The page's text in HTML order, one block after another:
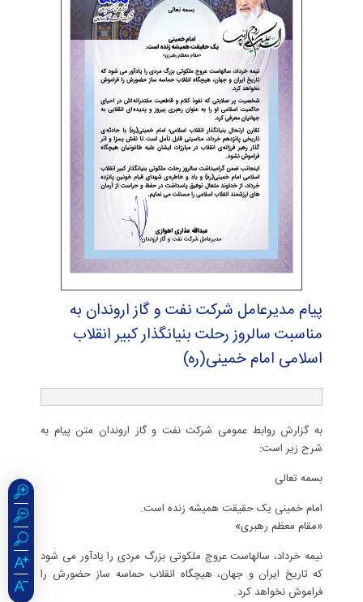
پیام مدیرعامل شركت نفت و گاز اروندان به
مناسبت سالروز رحلت بنیانگذار كبیر انقلاب
اسلامی امام خمینی(ره)
به گزارش روابط عمومی شرکت نفت و گاز اروندان متن پیام به
شرح زیر است:
بسمه تعالی
امام خمینی یک حقیقت همیشه زنده است.
«مقام معظم رهبری»
نیمه خرداد، سالهاست عروج ملکوتی بزرگ مردی را یادآور می شود
که تاریخ ایران و جهان، هیچگاه انقلاب حماسه ساز حضورش را
فراموش نخواهد کرد.